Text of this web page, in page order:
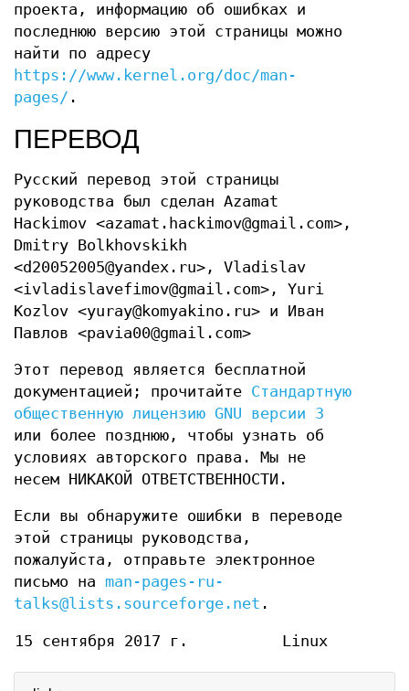
проекта, информацию об ошибках и
последнюю версию этой страницы можно
найти по адресу
https://www.kernel.org/doc/man-
pages/ .
ПЕРЕВОД
Русский перевод этой страницы
руководства был сделан Azamat
Hackimov <azamat.hackimov@gmail.com>,
Dmitry Bolkhovskikh
<d20052005@yandex.ru>, Vladislav
<ivladislavefimov@gmail.com>, Yuri
Kozlov <yuray@komyakino.ru> и Иван
Павлов <pavia00@gmail.com>
Этот перевод является бесплатной
документацией; прочитайте Стандартную
общественную лицензию GNU версии 3
или более позднюю, чтобы узнать об
условиях авторского права. Мы не
несем НИКАКОЙ ОТВЕТСТВЕННОСТИ.
Если вы обнаружите ошибки в переводе
этой страницы руководства,
пожалуйста, отправьте электронное
письмо на man-pages-ru-
talks@lists.sourceforge.net .
15 сентября 2017 г. Linux